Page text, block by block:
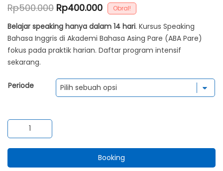
Ringkasan Program Speaking Intensif
Mengapa Harus Mengambil Kursus Speaking 2 Minggu?
Jadwal & Materi: Fokus pada Praktik Nyata
Siapa Target Peserta Program Ini?
Harga Paket: Rp 400.000,- (14 Hari)
FAQ – Kursus Speaking Cepat 2 Minggu
Ambil Langkah Berani Sekarang!
Rp500.000 Harga
aslinya
adalah:
Rp500.000.
Rp400.000Harga
saat
ini
adalah:
Obral!
Belajar speaking hanya dalam 14 hari. Kursus Speaking
Bahasa Inggris di Akademi Bahasa Asing Pare (ABA Pare)
fokus pada praktik harian. Daftar program intensif
sekarang.
Periode
Kuantitas
Kursus
Speaking
Booking